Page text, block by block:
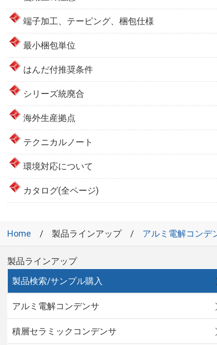
端子加工、テーピング、梱包仕様
最小梱包単位
はんだ付推奨条件
シリーズ統廃合
海外生産拠点
テクニカルノート
環境対応について
カタログ(全ページ)
Home 製品ラインアップ アルミ電解コンデ
製品ラインアップ
製品検索/サンプル購入
アルミ電解コンデンサ
積層セラミックコンデンサ